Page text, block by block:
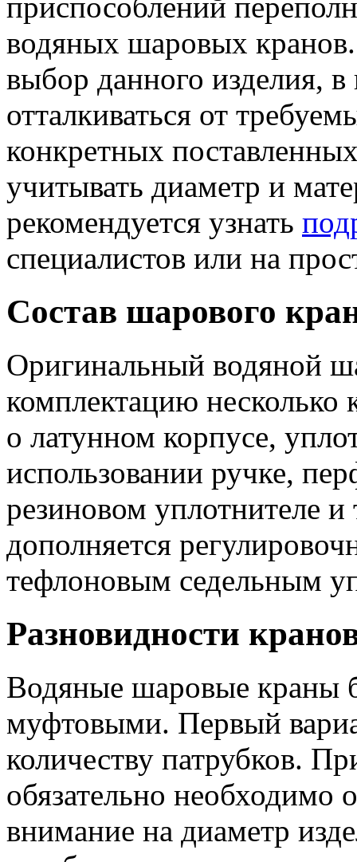
водяных шаровых
выбор данного изделия,
отталкиваться от
конкретных
учитывать диаметр и
рекомендуется узнать
специалистов или на
Состав шарового
Оригинальный водяной
комплектацию несколько
о латунном корпусе,
использовании ручке,
резиновом уплотнителе
дополняется
тефлоновым седельным
Разновидности
Водяные шаровые краны
муфтовыми. Первый
количеству патрубков.
обязательно необходимо
внимание на диаметр